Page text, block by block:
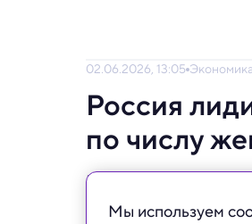
02.06.2026, 13:05 Экономика
Россия
по числу
В 2025 году женщины
последнее
Мы используем